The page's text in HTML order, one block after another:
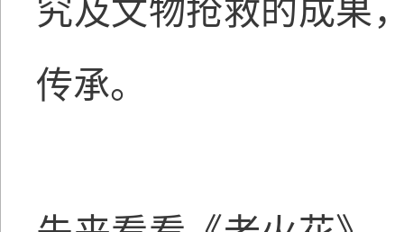
究及文物抢救的成果
传承。